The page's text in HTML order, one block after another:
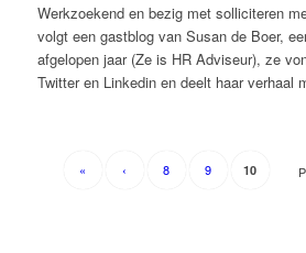
Werkzoekend en bezig met solliciteren
volgt een gastblog van Susan de Boer,
afgelopen jaar (Ze is HR Adviseur), ze
Twitter en Linkedin en deelt haar verhaal
« ‹ 8 9 10